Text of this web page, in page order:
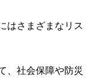
はさまざまなリス
、社会保障や防災